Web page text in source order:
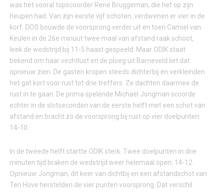
was het vooral topscoorder René Bruggeman, die het op zijn
heupen had. Van zijn eerste vijf schoten, verdwenen er vier in de
korf. DOS bouwde de voorsprong verder uit en toen Camiel van
Keulen in de 26e minuut twee maal van afstand raak schoot,
leek de wedstrijd bij 11-5 haast gespeeld. Maar ODIK staat
bekend om haar vechtlust en de ploeg uit Barneveld liet dat
opnieuw zien. De gasten kropen steeds dichterbij en verkleinden
het gat kort voor rust tot drie treffers. Ze dachten daarmee de
rust in te gaan. De prima spelende Michaël Jongman scoorde
echter in de slotseconden van de eerste helft met een schot van
afstand en bracht zo de voorsprong bij rust op vier doelpunten:
14-10.
In de tweede helft startte ODIK sterk. Twee doelpunten in drie
minuten tijd braken de wedstrijd weer helemaal open: 14-12.
Opnieuw Jongman, dit keer van dichtbij en een afstandschot van
Ten Hove herstelden de vier punten voorsprong. Dat verschil